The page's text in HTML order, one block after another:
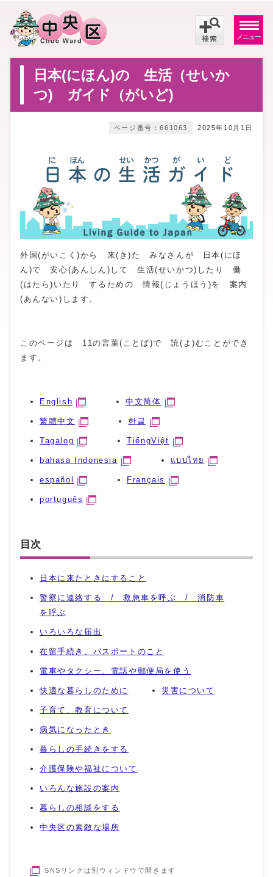
メニュー
日本(にほん)の 生活（せいか
つ) ガイド（がいど)
2025年10月1日
ページ番号：661063
外国(がいこく)から 来(き)た みなさんが 日本(にほ
ん)で 安心(あんしん)して 生活(せいかつ)したり 働
(はたら)いたり するための 情報(じょうほう)を 案内
(あんない)します。
このページは 11の言葉(ことば)で 読(よ)むことができ
ます。
English 中文简体
繁體中文 한글
Tagalog TiếngViệt
bahasa Indonesia แบบไทย
español Français
português
目次
日本に来たときにすること
警察に連絡する / 救急車を呼ぶ / 消防車
を呼ぶ
いろいろな届出
在留手続き、パスポートのこと
電車やタクシー、電話や郵便局を使う
快適な暮らしのために 災害について
子育て、教育について
病気になったとき
暮らしの手続きをする
介護保険や福祉について
いろんな施設の案内
暮らしの相談をする
中央区の素敵な場所
SNSリンクは別ウィンドウで開きます